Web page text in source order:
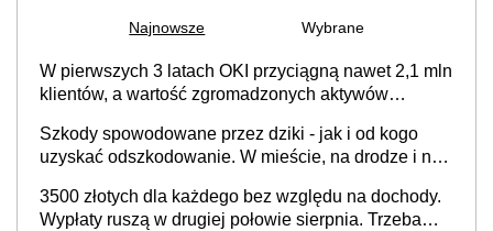
Najnowsze Wybrane
W pierwszych 3 latach OKI przyciągną nawet 2,1 mln
klientów, a wartość zgromadzonych aktywów
Szkody spowodowane przez dziki - jak i od kogo
uzyskać odszkodowanie. W mieście, na drodze i na
3500 złotych dla każdego bez względu na dochody.
Wypłaty ruszą w drugiej połowie sierpnia. Trzeba